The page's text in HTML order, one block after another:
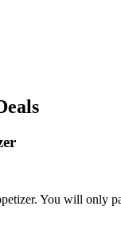
You will only